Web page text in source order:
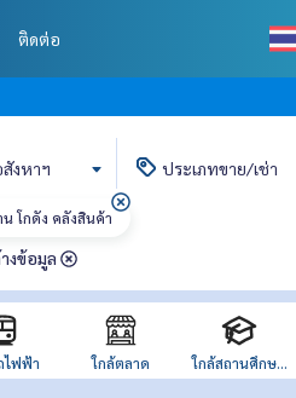
ติดต่อ
งหาฯ ประเภทขาย/เช่า
น โกดัง คลังสินค้า
งข้อมูล
ไฟฟ้า ใกล้ตลาด ใกล้สถานศึกษ...